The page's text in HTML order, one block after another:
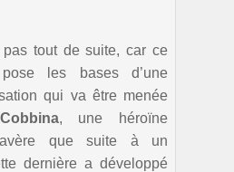
tout de suite, car ce
les bases d’une
qui va être menée
, une héroïne
que suite à un
dernière a développé